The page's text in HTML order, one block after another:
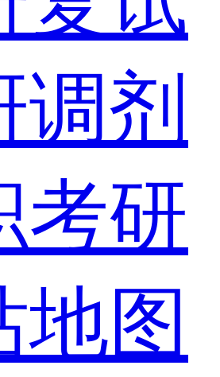
调剂
考研
地图